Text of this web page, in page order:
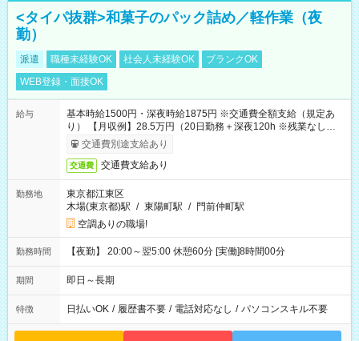
<タイパ抜群>和菓子のパック詰め／軽作業（夜
勤）
派遣 職種未経験OK 社会人未経験OK
ブランクOK
WEB登録・面接OK
給与
基本時給1500円・深夜時給1875円 ※交通費全額支給（規定あ
り） 【月収例】28.5万円（20日勤務＋深夜120h ※残業なしの場
合）交通費別途支給あり
交通費 交通費支給あり
勤務地
東京都江東区
木場(東京都)駅 / 東陽町駅 / 門前仲町駅
空調ありの職場!
勤務時間 【夜勤】 20:00～翌5:00 休憩60分 [実働]8時間00分
期間 即日～長期
特徴 日払いOK / 履歴書不要 / 電話対応なし / パソコンスキル不要